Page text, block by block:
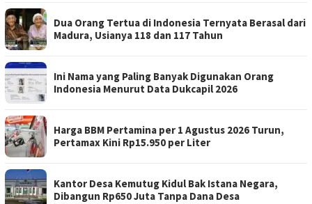
Dua Orang Tertua di Indonesia Ternyata Berasal dari
Madura, Usianya 118 dan 117 Tahun
Ini Nama yang Paling Banyak Digunakan Orang
Indonesia Menurut Data Dukcapil 2026
Harga BBM Pertamina per 1 Agustus 2026 Turun,
Pertamax Kini Rp15.950 per Liter
Kantor Desa Kemutug Kidul Bak Istana Negara,
Dibangun Rp650 Juta Tanpa Dana Desa